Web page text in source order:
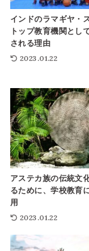
インドのラマギヤ・
トップ教育機関とし
される理由
2023.01.22
アステカ族の伝統文
るために、学校教育
用
2023.01.22